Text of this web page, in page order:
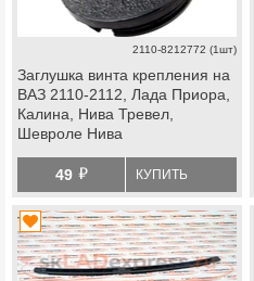
2110-8212772 (1шт)
Заглушка винта крепления на
ВАЗ 2110-2112, Лада Приора,
Калина, Нива Тревел,
Шевроле Нива
49 й КУПИТЬ